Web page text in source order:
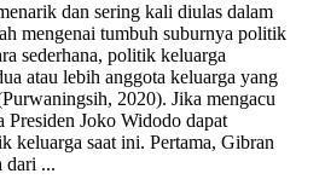
dan sering kali diulas dalam
mengenai tumbuh suburnya politik
sederhana, politik keluarga
atau lebih anggota keluarga yang
2020). Jika mengacu
Presiden Joko Widodo dapat
keluarga saat ini. Pertama, Gibran
dari ...